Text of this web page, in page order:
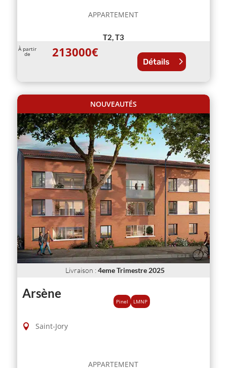
APPARTEMENT
T2, T3
À partir
de 213000€
Détails
NOUVEAUTÉS
Livraison :4eme Trimestre 2025
Arsène
Pinel LMNP
Saint-Jory
APPARTEMENT